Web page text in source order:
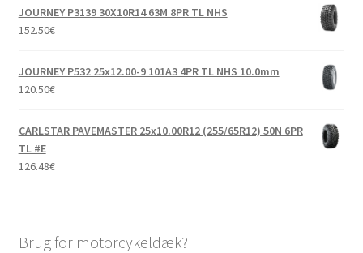
JOURNEY P3139 30X10R14 63M 8PR TL NHS
152.50€
JOURNEY P532 25x12.00-9 101A3 4PR TL NHS 10.0mm
120.50€
CARLSTAR PAVEMASTER 25x10.00R12 (255/65R12) 50N 6PR
TL #E
126.48€
Brug for motorcykeldæk?